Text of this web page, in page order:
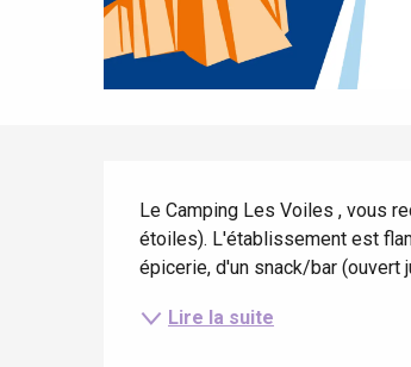
Le Camping Les Voiles , vous
étoiles). L'établissement est
épicerie, d'un snack/bar (ouvert
Lire la suite